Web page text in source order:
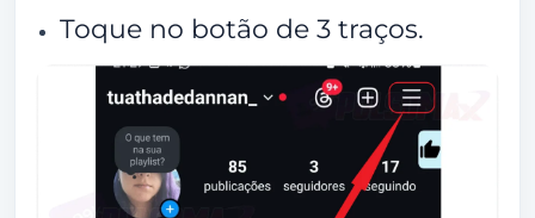
Toque no botão de 3 traços.